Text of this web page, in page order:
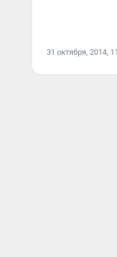
31 октября, 2014,